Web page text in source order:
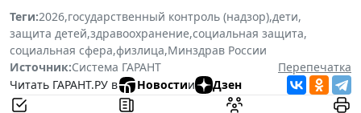
Теги:2026,государственный контроль (надзор),дети,
защита детей,здравоохранение,социальная защита,
социальная сфера,физлица,Минздрав России
Источник:Система ГАРАНТ
Перепечатка
Читать ГАРАНТ.РУ в
Новостии Дзен